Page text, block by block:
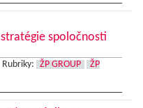
spoločnosti
Rubriky: ŽP GROUP
ŽP